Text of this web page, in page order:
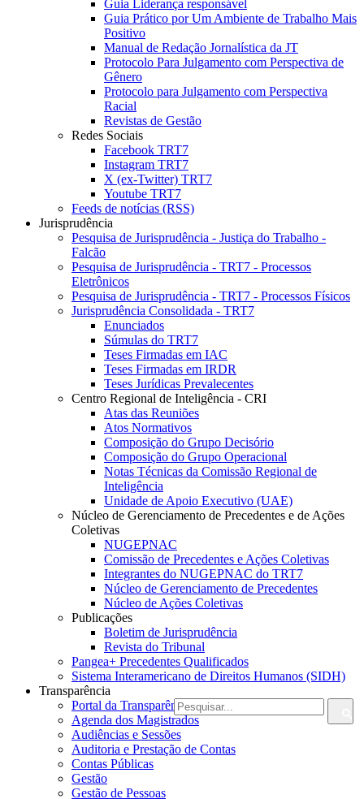
Guia Liderança responsável
Guia Prático por Um Ambiente de Trabalho Mais
Positivo
Manual de Redação Jornalística da JT
Protocolo Para Julgamento com Perspectiva de
Gênero
Protocolo para Julgamento com Perspectiva
Racial
Revistas de Gestão
Redes Sociais
Facebook TRT7
Instagram TRT7
X (ex-Twitter) TRT7
Youtube TRT7
Feeds de notícias (RSS)
Jurisprudência
Pesquisa de Jurisprudência - Justiça do Trabalho -
Falcão
Pesquisa de Jurisprudência - TRT7 - Processos
Eletrônicos
Pesquisa de Jurisprudência - TRT7 - Processos Físicos
Jurisprudência Consolidada - TRT7
Enunciados
Súmulas do TRT7
Teses Firmadas em IAC
Teses Firmadas em IRDR
Teses Jurídicas Prevalecentes
Centro Regional de Inteligência - CRI
Atas das Reuniões
Atos Normativos
Composição do Grupo Decisório
Composição do Grupo Operacional
Notas Técnicas da Comissão Regional de
Inteligência
Unidade de Apoio Executivo (UAE)
Núcleo de Gerenciamento de Precedentes e de Ações
Coletivas
NUGEPNAC
Comissão de Precedentes e Ações Coletivas
Integrantes do NUGEPNAC do TRT7
Núcleo de Gerenciamento de Precedentes
Núcleo de Ações Coletivas
Publicações
Boletim de Jurisprudência
Revista do Tribunal
Pangea+ Precedentes Qualificados
Sistema Interamericano de Direitos Humanos (SIDH)
Transparência
Portal da Transparência do TRT7
Agenda dos Magistrados
Audiências e Sessões
Auditoria e Prestação de Contas
Contas Públicas
Gestão
Gestão de Pessoas